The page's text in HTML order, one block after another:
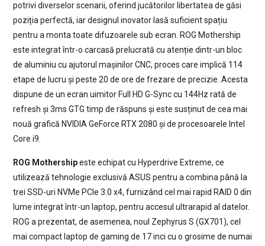
potrivi diverselor scenarii, oferind jucătorilor libertatea de găsi
poziția perfectă, iar designul inovator lasă suficient spațiu
pentru a monta toate difuzoarele sub ecran. ROG Mothership
este integrat într-o carcasă prelucrată cu atenție dintr-un bloc
de aluminiu cu ajutorul mașinilor CNC, proces care implică 114
etape de lucru și peste 20 de ore de frezare de precizie. Acesta
dispune de un ecran uimitor Full HD G-Sync cu 144Hz rată de
refresh și 3ms GTG timp de răspuns și este susținut de cea mai
nouă grafică NVIDIA GeForce RTX 2080 și de procesoarele Intel
Core i9.
ROG Mothershipeste echipat cu Hyperdrive Extreme, ce
utilizează tehnologie exclusivă ASUS pentru a combina până la
trei SSD-uri NVMe PCIe 3.0 x4, furnizând cel mai rapid RAID 0 din
lume integrat într-un laptop, pentru accesul ultrarapid al datelor.
ROG a prezentat, de asemenea, noul Zephyrus S (GX701), cel
mai compact laptop de gaming de 17 inci cu o grosime de numai